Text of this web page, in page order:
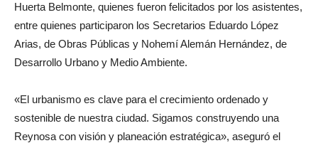
Huerta Belmonte, quienes fueron felicitados por los asistentes,
entre quienes participaron los Secretarios Eduardo López
Arias, de Obras Públicas y Nohemí Alemán Hernández, de
Desarrollo Urbano y Medio Ambiente.
«El urbanismo es clave para el crecimiento ordenado y
sostenible de nuestra ciudad. Sigamos construyendo una
Reynosa con visión y planeación estratégica», aseguró el